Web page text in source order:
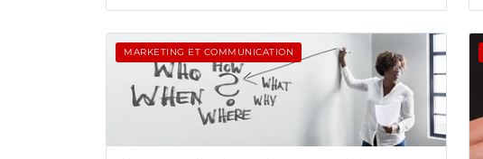
MARKETING ET COMMUNICATION